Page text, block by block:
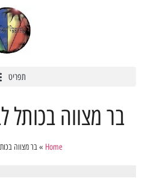
בר מצווה בכותל
Home
»בר מצווה